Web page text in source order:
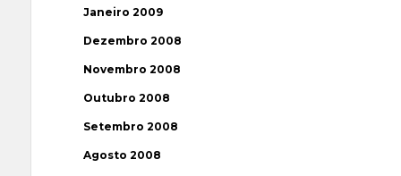
Janeiro 2009
Dezembro 2008
Novembro 2008
Outubro 2008
Setembro 2008
Agosto 2008